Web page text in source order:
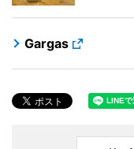
Gargas